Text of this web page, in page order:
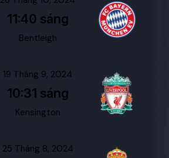
11:40 sáng
Bentleigh
19 Tháng 9, 2024
10:31 sáng
Kensington
25 Tháng 8, 2024